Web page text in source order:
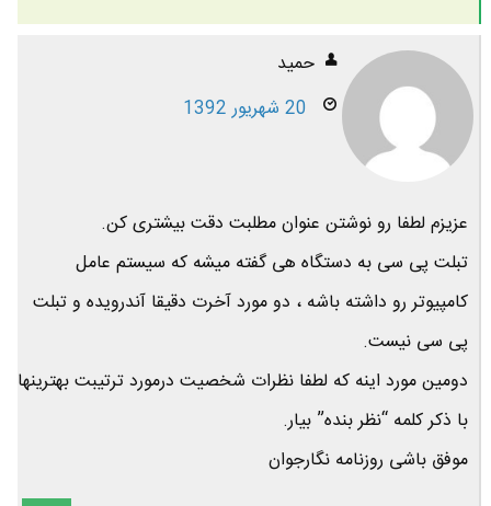
حمید
20 شهریور 1392
عزیزم لطفا رو نوشتن عنوان مطلبت دقت بیشتری کن.
تبلت پی سی به دستگاه هی گفته میشه که سیستم عامل
کامپیوتر رو داشته باشه ، دو مورد آخرت دقیقا آندرویده و تبلت
پی سی نیست.
دومین مورد اینه که لطفا نظرات شخصیت درمورد ترتیبت بهترینها
با ذکر کلمه “نظر بنده” بیار.
موفق باشی روزنامه نگارجوان